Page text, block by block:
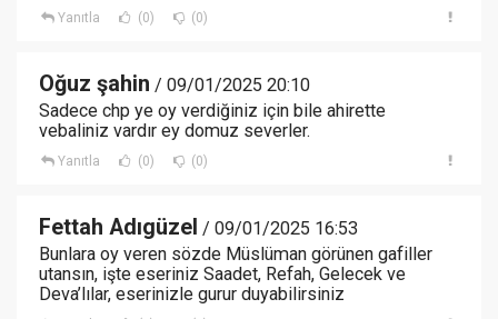
Yanıtla (0) (0)
Oğuz şahin / 09/01/2025 20:10
Sadece chp ye oy verdiğiniz için bile ahirette
vebaliniz vardır ey domuz severler.
Yanıtla (0) (0)
Fettah Adıgüzel / 09/01/2025 16:53
Bunlara oy veren sözde Müslüman görünen gafiller
utansın, işte eseriniz Saadet, Refah, Gelecek ve
Deva’lılar, eserinizle gurur duyabilirsiniz